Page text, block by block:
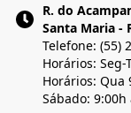
R. do
Santa Maria -
Telefone: (55)
Horários: Seg-
Horários: Qua
Sábado: 9:00h